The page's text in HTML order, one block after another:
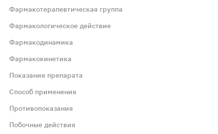
лоратадина. Ингибирует высвобождение
Биодоступность пропорциональна дозе в
Фармакотерапевтическая группа
Фармакологическое действие
Фармакодинамика
Фармакокинетика
Показания препарата
Способ применения
Противопоказания
Побочные действия